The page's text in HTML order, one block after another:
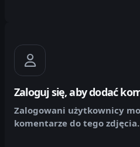
Zaloguj się, aby dodać
Zalogowani użytkownicy
komentarze do tego zdjęcia.